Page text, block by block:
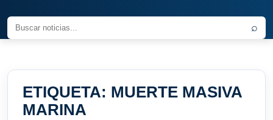
⌕
ETIQUETA: MUERTE MASIVA
MARINA